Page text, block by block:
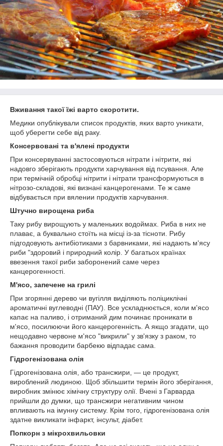
Вживання такої їжі варто скоротити.
Медики опублікували список продуктів, яких варто уникати,
щоб уберегти себе від раку.
Консервовані та в'ялені продукти
При консервуванні застосовуються нітрати і нітрити, які
надовго зберігають продукти харчування від псування. Але
при термічній обробці нітрити і нітрати трансформуються в
нітрозо-складові, які визнані канцерогенами. Те ж саме
відбувається при вялении продуктів харчування.
Штучно вирощена риба
Таку рибу вирощують у маленьких водоймах. Риба в них не
плаває, а буквально стоїть на місці із-за тісноти. Рибу
підгодовують антибіотиками з барвниками, які надають м'ясу
риби "здоровий і природний колір. У багатьох країнах
ввезення такої риби заборонений саме через
канцерогенності.
М'ясо, запечене на грилі
При згорянні дерево чи вугілля виділяють поліциклічні
ароматичні вуглеводні (ПАУ). Все ускладнюється, коли м'ясо
капає на паливо, і отриманий дим починає проникати в
м'ясо, посилюючи його канцерогенність. А якщо згадати, що
нещодавно червоне м'ясо "викрили" у зв'язку з раком, то
бажання проводити барбекю відпадає сама.
Гідрогенізована олія
Гідрогенізована олія, або трансжири, — це продукт,
вироблений людиною. Щоб збільшити термін його зберігання,
виробник змінює хімічну структуру олії. Вчені з Гарварда
прийшли до думки, що трансжири негативним чином
впливають на імунну систему. Крім того, гідрогенізована олія
здатне викликати інфаркт, інсульт, діабет.
Попкорн з мікрохвильовки